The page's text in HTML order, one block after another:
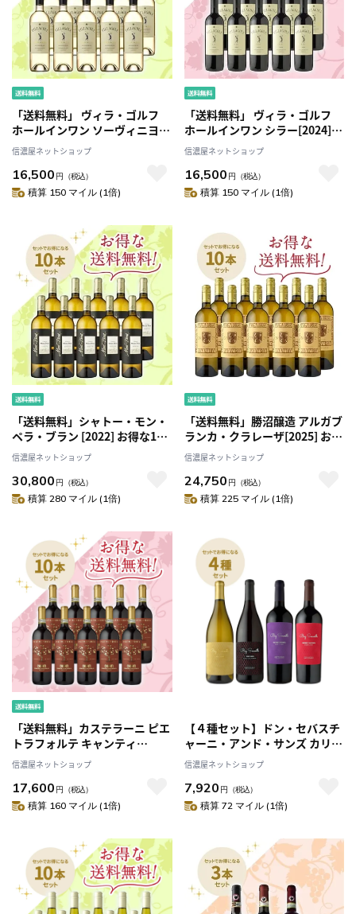
「送料無料」 ヴィラ・ゴルフ
ホールインワン ソーヴィニヨ
ン・ブラン[2024] お得な10本セ
ット
信濃屋ネットショップ
16,500 円 （税込）
積算 150 マイル (1倍)
「送料無料」 ヴィラ・ゴルフ
ホールインワン シラー[2024]
お得な10本セット
信濃屋ネットショップ
16,500 円 （税込）
積算 150 マイル (1倍)
「送料無料」シャトー・モン・
ペラ・ブラン [2022] お得な10
本セット
信濃屋ネットショップ
30,800 円 （税込）
積算 280 マイル (1倍)
「送料無料」勝沼醸造 アルガブ
ランカ・クラレーザ[2025] お得
な10本セット
信濃屋ネットショップ
24,750 円 （税込）
積算 225 マイル (1倍)
「送料無料」カステラーニ ピエ
トラフォルテ キャンティ
D.O.C.G. [2023] お得な10本セ
ット
信濃屋ネットショップ
17,600 円 （税込）
積算 160 マイル (1倍)
【４種セット】ドン・セバスチ
ャーニ・アンド・サンズ カリフ
ォルニア ワイン お得な４種セ
ット
信濃屋ネットショップ
7,920 円 （税込）
積算 72 マイル (1倍)